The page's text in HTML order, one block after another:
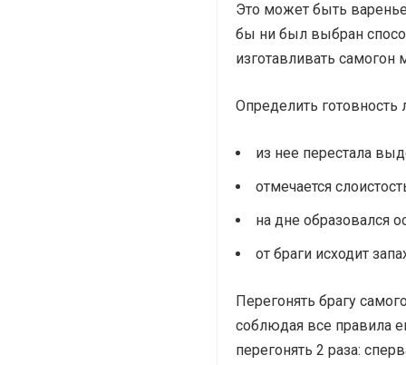
Это может быть
бы ни был выбран
изготавливать
Определить
из нее перестала
отмечается
на дне образовался
от браги исходит
Перегонять брагу
соблюдая все правила
перегонять 2 раза: